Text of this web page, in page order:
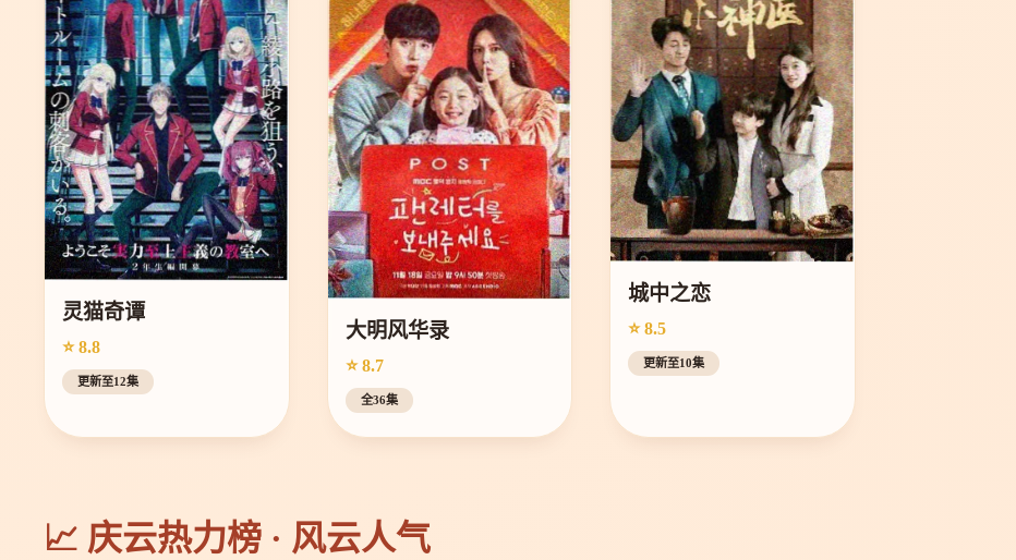
灵猫奇谭
⭐ 8.8
更新至12集
大明风华录
⭐ 8.7
全36集
城中之恋
⭐ 8.5
更新至10集
📈 庆云热力榜 · 风云人气